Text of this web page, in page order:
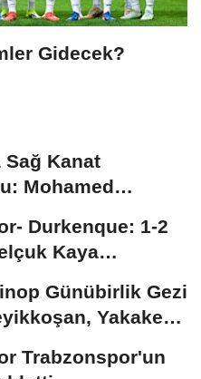
Gidecek?
Kanat
Mohamed
Durkenque: 1-2
Kaya
Günübirlik Gezi
Yakakent,
Trabzonspor'un